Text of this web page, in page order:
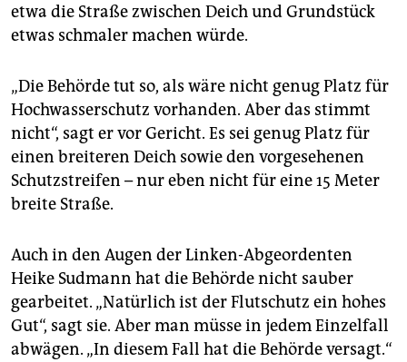
etwa die Straße zwischen Deich und Grundstück
etwas schmaler machen würde.
„Die Behörde tut so, als wäre nicht genug Platz für
Hochwasserschutz vorhanden. Aber das stimmt
nicht“, sagt er vor Gericht. Es sei genug Platz für
einen breiteren Deich sowie den vorgesehenen
Schutzstreifen – nur eben nicht für eine 15 Meter
breite Straße.
Auch in den Augen der Linken-Abgeordenten
Heike Sudmann hat die Behörde nicht sauber
gearbeitet. „Natürlich ist der Flutschutz ein hohes
Gut“, sagt sie. Aber man müsse in jedem Einzelfall
abwägen. „In diesem Fall hat die Behörde versagt.“